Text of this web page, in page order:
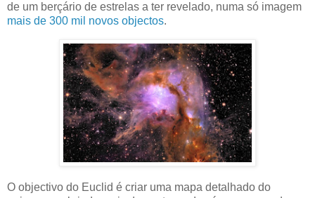
de um berçário de estrelas a ter revelado, numa só imagem
mais de 300 mil novos objectos.
O objectivo do Euclid é criar uma mapa detalhado do